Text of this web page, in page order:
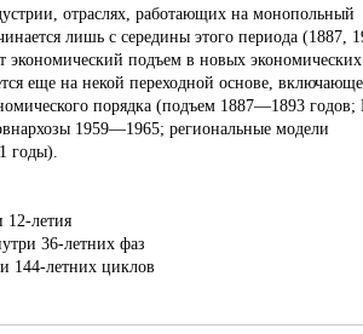
отраслях, работающих на монопольный
лишь с середины этого периода (1887,
экономический подъем в новых экономических
еще на некой переходной основе,
порядка (подъем 1887—1893
1959—1965; региональные модели
годы).
12-летия
36-летних фаз
144-летних циклов